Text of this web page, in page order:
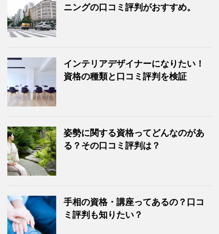
ニングの口コミ評判がおすすめ。
インテリアデザイナーになりたい！
資格の種類と口コミ評判を検証
姿勢に関する資格ってどんなのがあ
る？その口コミ評判は？
手相の資格・講座ってあるの？口コ
ミ評判も知りたい？